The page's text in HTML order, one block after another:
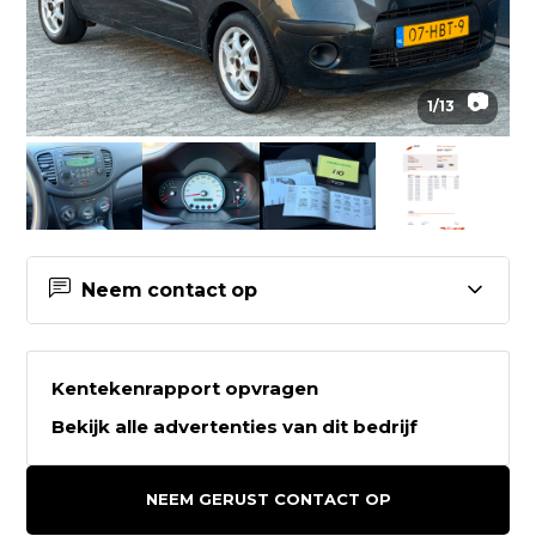
1/13 📷
Neem contact op
Contactgegevens Car Experts
Breda
Kentekenrapport opvragen
Bekijk alle advertenties van dit bedrijf
NEEM GERUST CONTACT OP